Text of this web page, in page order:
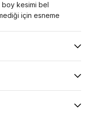
boy kesimi bel
için esneme
öneririz.